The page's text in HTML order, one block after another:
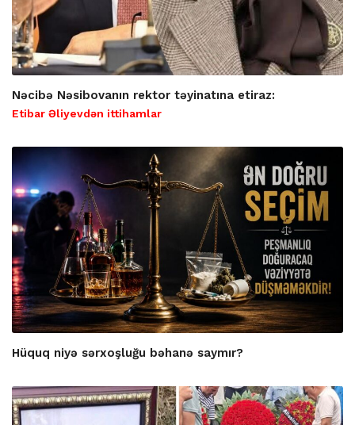
Nəcibə Nəsibovanın rektor təyinatına etiraz:
Etibar Əliyevdən ittihamlar
Hüquq niyə sərxoşluğu bəhanə saymır?